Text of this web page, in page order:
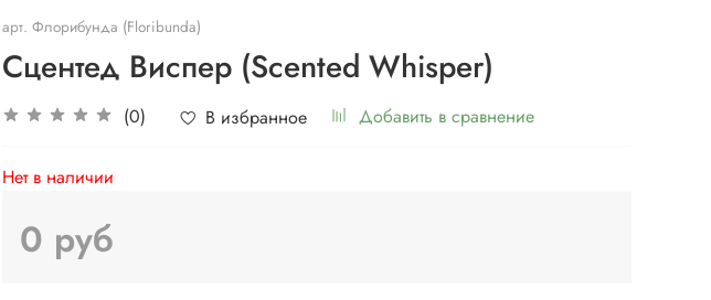
арт. Флорибунда (Floribunda)
Сцентед Виспер (Scented Whisper)
(0) В избранное Добавить в сравнение
Нет в наличии
0 руб